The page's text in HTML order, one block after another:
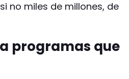
no miles de millones, de
programas que